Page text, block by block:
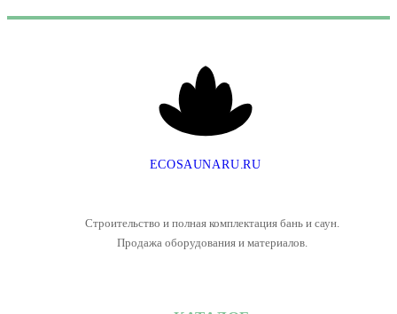
ECOSAUNARU.RU
Строительство и полная комплектация бань и саун.
Продажа оборудования и материалов.